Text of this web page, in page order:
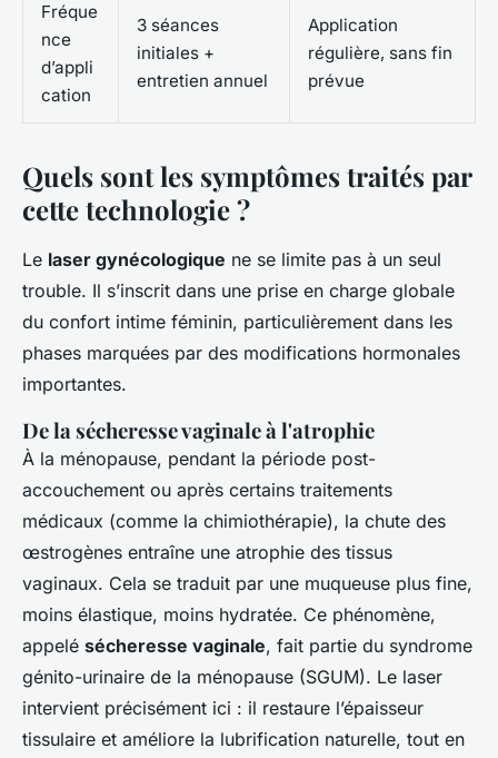
Fréque
nce
d’appli
cation
3 séances
initiales +
entretien annuel
Application
régulière, sans fin
prévue
Quels sont les symptômes traités par
cette technologie ?
Le laser gynécologique ne se limite pas à un seul
trouble. Il s’inscrit dans une prise en charge globale
du confort intime féminin, particulièrement dans les
phases marquées par des modifications hormonales
importantes.
De la sécheresse vaginale à l'atrophie
À la ménopause, pendant la période post-
accouchement ou après certains traitements
médicaux (comme la chimiothérapie), la chute des
œstrogènes entraîne une atrophie des tissus
vaginaux. Cela se traduit par une muqueuse plus fine,
moins élastique, moins hydratée. Ce phénomène,
appelé sécheresse vaginale, fait partie du syndrome
génito-urinaire de la ménopause (SGUM). Le laser
intervient précisément ici : il restaure l’épaisseur
tissulaire et améliore la lubrification naturelle, tout en